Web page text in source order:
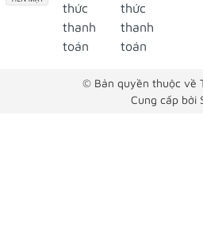
© Bản quyền thuộc về
Cung cấp bởi